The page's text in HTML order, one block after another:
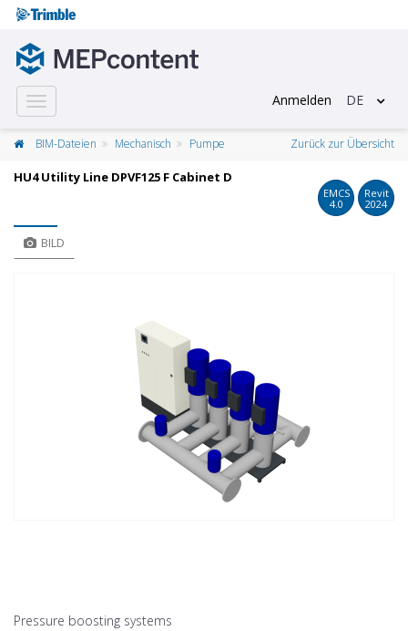
Toggle
navigation
Anmelden DE
BIM-Dateien Mechanisch Pumpe Zurück zur Übersicht
HU4 Utility Line DPVF125 F Cabinet D
EMCS
4.0
Revit
2024
BILD
Pressure boosting systems